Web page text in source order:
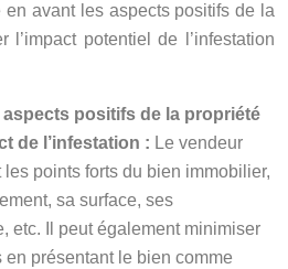
en avant les aspects positifs de la
l’impact potentiel de l’infestation
aspects positifs de la propriété
de l’infestation : Le vendeur
les points forts du bien immobilier,
sa surface, ses
etc. Il peut également minimiser
en présentant le bien comme